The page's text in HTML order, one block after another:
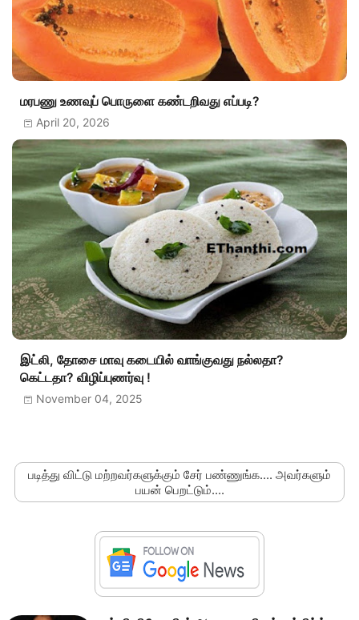
மரபணு உணவுப் பொருளை கண்டறிவது எப்படி?
April 20, 2026
இட்லி, தோசை மாவு கடையில் வாங்குவது நல்லதா?
கெட்டதா? விழிப்புணர்வு !
November 04, 2025
படித்து விட்டு மற்றவர்களுக்கும் சேர் பண்ணுங்க.... அவர்களும்
பயன் பெறட்டும்....